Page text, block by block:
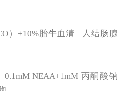
）+10%胎牛血清 人结肠腺
0.1mM NEAA+1mM 丙酮酸钠